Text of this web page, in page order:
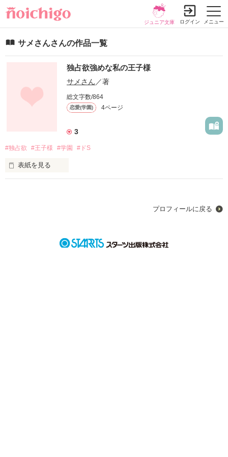
メニュー
ジュニア文庫 ログイン
サメさんさんの作品一覧
独占欲強めな私の王子様
サメさん ／著
総文字数/864
恋愛(学園) 4ページ
3
#独占欲 #王子様 #学園 #ドS
表紙を見る
作品を読む
プロフィールに戻る